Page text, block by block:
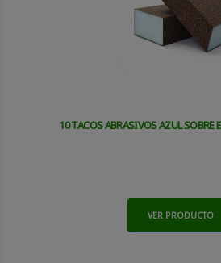
10 TACOS ABRASIVOS AZUL SOBRE
VER PRODUCTO